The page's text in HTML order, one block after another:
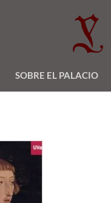
SOBRE EL PALACIO